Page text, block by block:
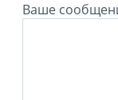
Ваше